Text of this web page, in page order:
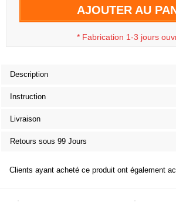
AJOUTER AU
* Fabrication 1-3 jours
Description
Instruction
Livraison
Retours sous 99 Jours
Clients ayant acheté ce produit ont également